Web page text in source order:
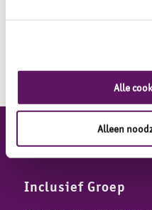
Alle
Alleen
Inclusief Groep